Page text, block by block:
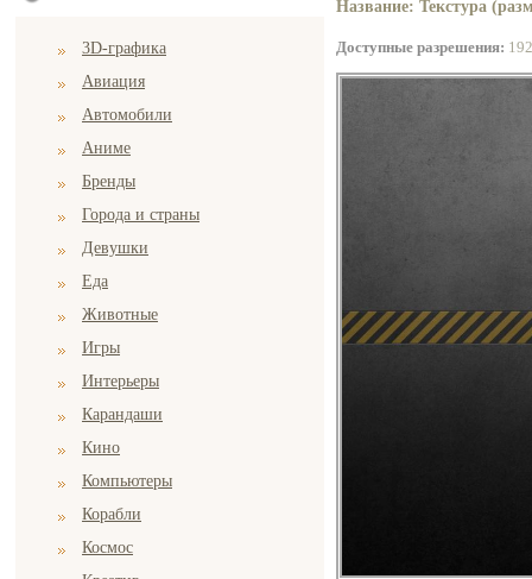
3D-графика
Авиация
Автомобили
Аниме
Бренды
Города и страны
Девушки
Еда
Животные
Игры
Интерьеры
Карандаши
Кино
Компьютеры
Корабли
Космос
Название: Текстура
Доступные разрешения: